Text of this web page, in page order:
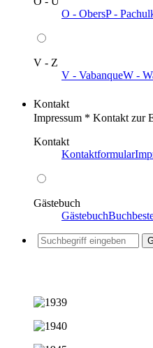
O - ObersP -
V - Z
V - VabanqueW -
Kontakt
Impressum * Kontakt zur
Kontakt
Kontaktformular
Gästebuch
Gästebuch